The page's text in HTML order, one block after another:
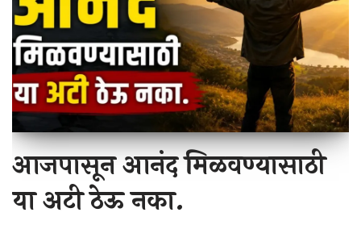
आजपासून आनंद मिळवण्यासाठी
या अटी ठेऊ नका.